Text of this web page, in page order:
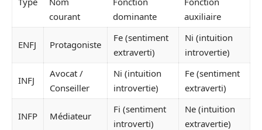
courant
dominante
auxiliaire
ENFJ Protagoniste
Fe (sentiment
extraverti)
Ni (intuition
introvertie)
INFJ
Avocat /
Conseiller
Ni (intuition
introvertie)
Fe (sentiment
extraverti)
INFP Médiateur
Fi (sentiment
introverti)
Ne (intuition
extravertie)